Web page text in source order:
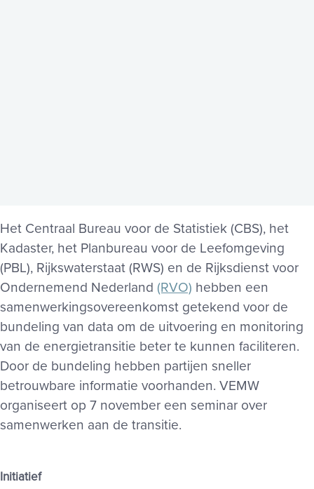
Het Centraal Bureau voor de Statistiek (CBS), het
Kadaster, het Planbureau voor de Leefomgeving
(PBL), Rijkswaterstaat (RWS) en de Rijksdienst voor
Ondernemend Nederland (RVO) hebben een
samenwerkingsovereenkomst getekend voor de
bundeling van data om de uitvoering en monitoring
van de energietransitie beter te kunnen faciliteren.
Door de bundeling hebben partijen sneller
betrouwbare informatie voorhanden. VEMW
organiseert op 7 november een seminar over
samenwerken aan de transitie.
Initiatief